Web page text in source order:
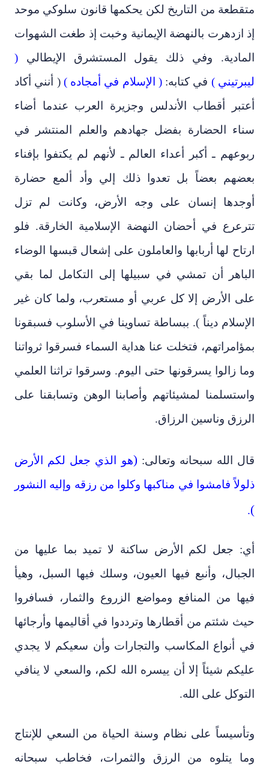
متقطعة من التاريخ لكن يحكمها قانون سلوكي موحد
إذ ازدهرت بالنهضة الإيمانية وخبت إذ طغت الشهوات
المادية. وفي ذلك يقول المستشرق الإيطالي (
ليبرتيني ) في كتابه:( الإسلام في أمجاده ) ( أنني أكاد
أعتبر أقطاب الأندلس وجزيرة العرب عندما أضاء
سناء الحضارة بفضل جهادهم والعلم المنتشر في
ربوعهم ـ أكبر أعداء العالم ـ لأنهم لم يكتفوا بإفناء
بعضهم بعضاً بل تعدوا ذلك إلي وأد ألمع حضارة
أوجدها إنسان على وجه الأرض، وكانت لم تزل
تترعرع في أحضان النهضة الإسلامية الخارقة. فلو
ارتاح لها أربابها والعاملون على إشعال قبسها الوضاء
الباهر أن تمشي في سبيلها إلى التكامل لما بقي
على الأرض إلا كل عربي أو مستعرب، ولما كان غير
الإسلام ديناً ). ببساطة تساوينا في الأسلوب فسبقونا
بمؤامراتهم، فتخلت عنا هداية السماء فسرقوا ثرواتنا
وما زالوا يسرقونها حتى اليوم. وسرقوا تراثنا العلمي
واستسلمنا لمشيئاتهم وأصابنا الوهن وتسابقنا على
الرزق وناسين الرزاق.
قال الله سبحانه وتعالى: )هو الذي جعل لكم الأرض
ذلولاً فامشوا في مناكبها وكلوا من رزقه وإليه النشور
(
.
أي: جعل لكم الأرض ساكنة لا تميد بما عليها من
الجبال، وأنبع فيها العيون، وسلك فيها السبل، وهيأ
فيها من المنافع ومواضع الزروع والثمار، فسافروا
حيث شئتم من أقطارها وترددوا في أقاليمها وأرجائها
في أنواع المكاسب والتجارات وأن سعيكم لا يجدي
عليكم شيئاً إلا أن ييسره الله لكم، والسعي لا ينافي
التوكل على الله.
وتأسيساً على نظام وسنة الحياة من السعي للإنتاج
وما يتلوه من الرزق والثمرات، فخاطب سبحانه